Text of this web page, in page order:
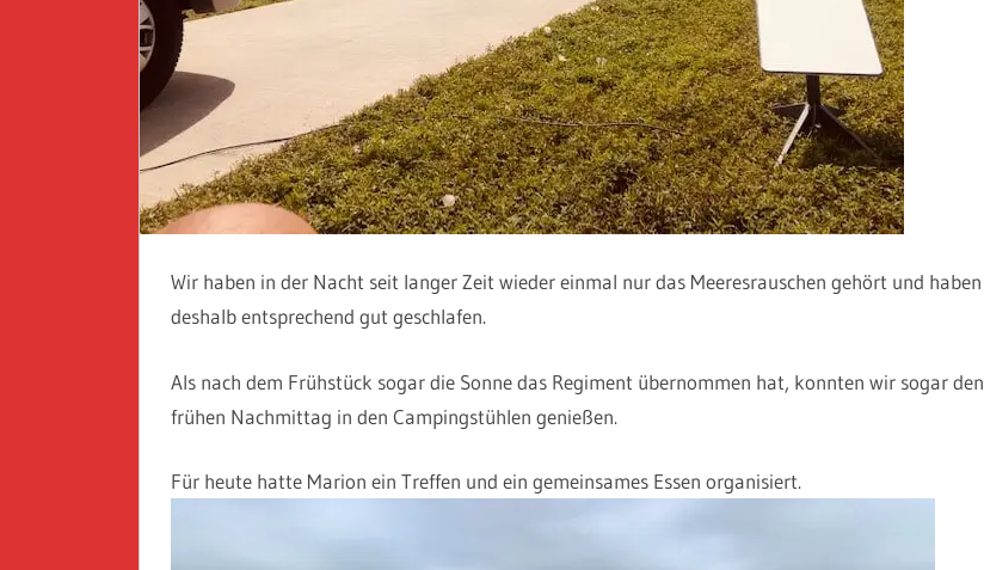
Wir haben in der Nacht seit langer Zeit wieder einmal nur das Meeresrauschen gehört und haben
deshalb entsprechend gut geschlafen.
Als nach dem Frühstück sogar die Sonne das Regiment übernommen hat, konnten wir sogar den
frühen Nachmittag in den Campingstühlen genießen.
Für heute hatte Marion ein Treffen und ein gemeinsames Essen organisiert.